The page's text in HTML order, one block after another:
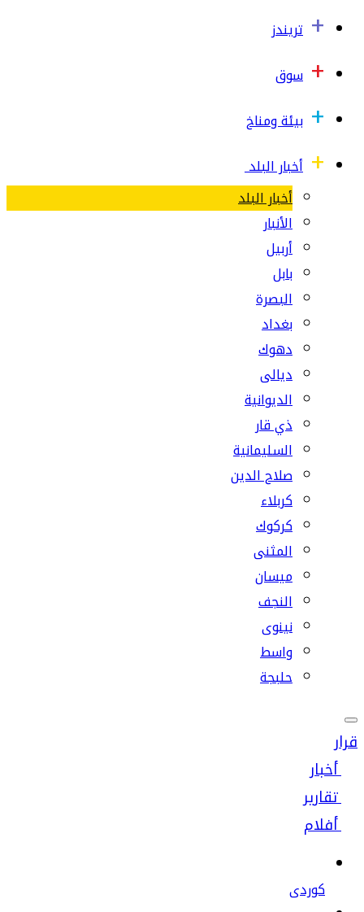
تريندز
سوق
بيئة ومناخ
أخبار البلد
أخبار البلد
الأنبار
أربيل
بابل
البصرة
بغداد
دهوك
ديالى
الديوانية
ذي قار
السليمانية
صلاح الدين
كربلاء
كركوك
المثنى
ميسان
النجف
نينوى
واسط
حلبجة
قرار
أخبار
تقارير
أفلام
كوردى